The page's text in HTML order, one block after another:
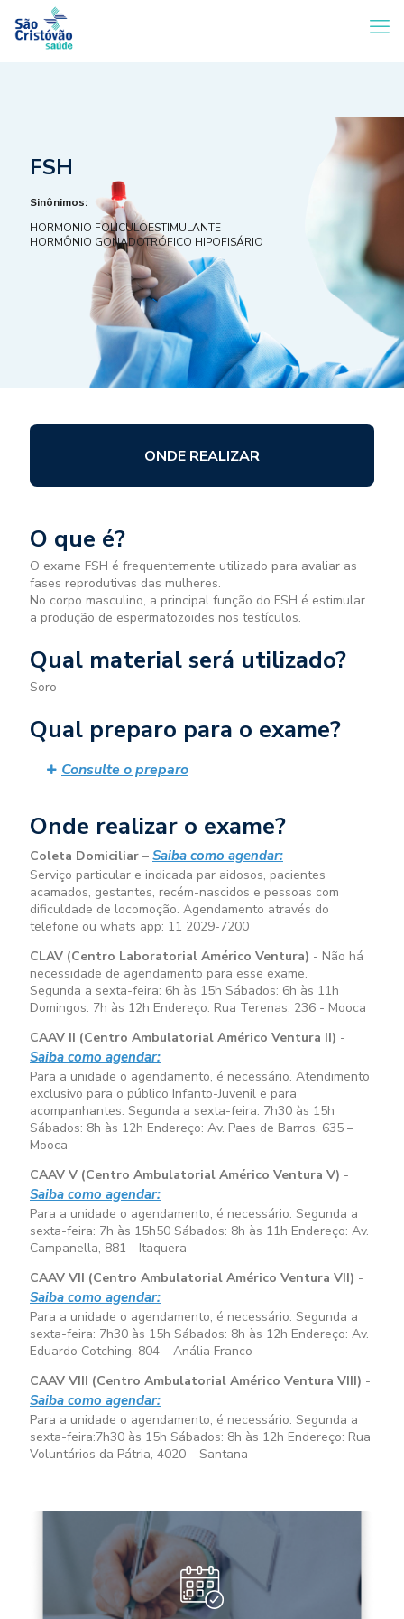
FSH
Sinônimos:
HORMONIO FOLICULOESTIMULANTE
HORMÔNIO GONADOTRÓFICO HIPOFISÁRIO
ONDE REALIZAR
O que é?
O exame FSH é frequentemente utilizado para avaliar as
fases reprodutivas das mulheres.
No corpo masculino, a principal função do FSH é estimular
a produção de espermatozoides nos testículos.
Qual material será utilizado?
Soro
Qual preparo para o exame?
Consulte o preparo
Onde realizar o exame?
Coleta Domiciliar – Saiba como agendar:
Serviço particular e indicada par aidosos, pacientes
acamados, gestantes, recém-nascidos e pessoas com
dificuldade de locomoção. Agendamento através do
telefone ou whats app: 11 2029-7200
CLAV (Centro Laboratorial Américo Ventura) - Não há
necessidade de agendamento para esse exame.
Segunda a sexta-feira: 6h às 15h Sábados: 6h às 11h
Domingos: 7h às 12h Endereço: Rua Terenas, 236 - Mooca
CAAV II (Centro Ambulatorial Américo Ventura II) -
Saiba como agendar:
Para a unidade o agendamento, é necessário. Atendimento
exclusivo para o público Infanto-Juvenil e para
acompanhantes. Segunda a sexta-feira: 7h30 às 15h
Sábados: 8h às 12h Endereço: Av. Paes de Barros, 635 –
Mooca
CAAV V (Centro Ambulatorial Américo Ventura V) -
Saiba como agendar:
Para a unidade o agendamento, é necessário. Segunda a
sexta-feira: 7h às 15h50 Sábados: 8h às 11h Endereço: Av.
Campanella, 881 - Itaquera
CAAV VII (Centro Ambulatorial Américo Ventura VII) -
Saiba como agendar:
Para a unidade o agendamento, é necessário. Segunda a
sexta-feira: 7h30 às 15h Sábados: 8h às 12h Endereço: Av.
Eduardo Cotching, 804 – Anália Franco
CAAV VIII (Centro Ambulatorial Américo Ventura VIII) -
Saiba como agendar:
Para a unidade o agendamento, é necessário. Segunda a
sexta-feira:7h30 às 15h Sábados: 8h às 12h Endereço: Rua
Voluntários da Pátria, 4020 – Santana